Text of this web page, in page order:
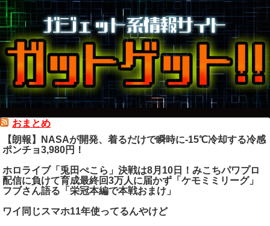
おまとめ
【朗報】NASAが開発、着るだけで瞬時に-15℃冷却する冷感
ポンチョ3,980円！
ホロライブ「兎田ぺこら」決戦は8月10日！みこちパワプロ
配信に負けて育成最終回3万人に届かず「ケモミミリーグ」
フブさん語る「栄冠本編で本戦おまけ」
ワイ同じスマホ11年使ってるんやけど